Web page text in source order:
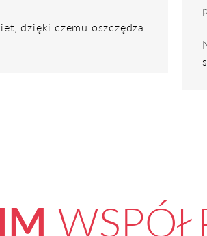
dzięki czemu oszczędza